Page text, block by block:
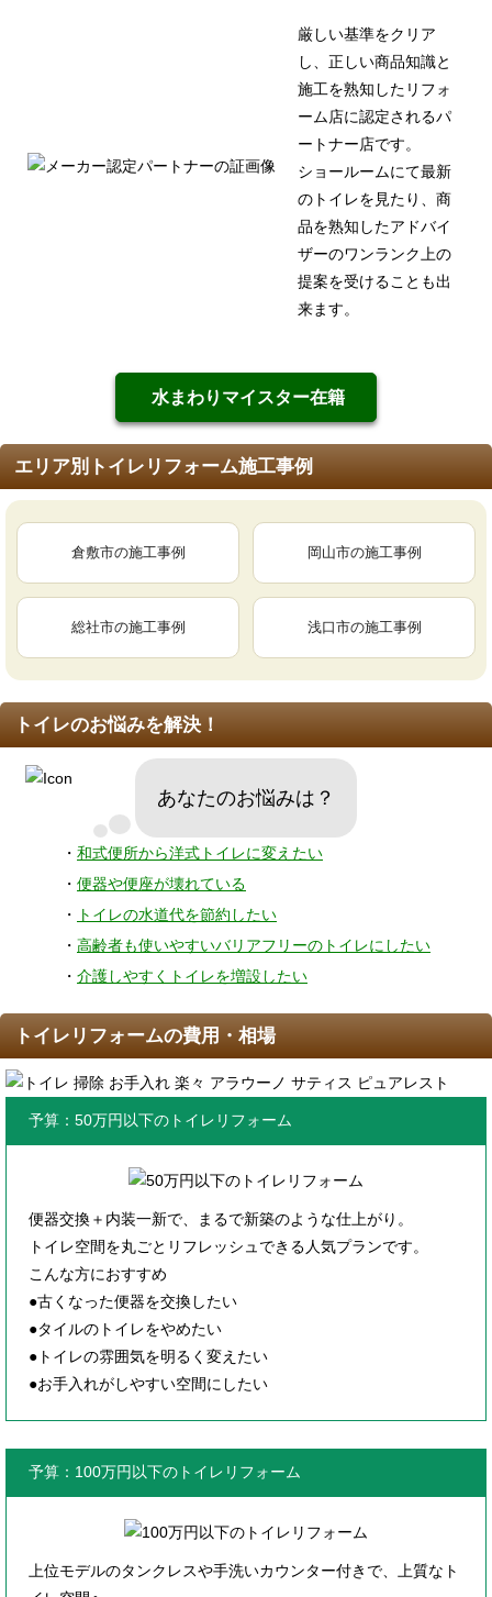
厳しい基準をクリア
し、正しい商品知識と
施工を熟知したリフォ
ーム店に認定されるパ
ートナー店です。
ショールームにて最新
のトイレを見たり、商
品を熟知したアドバイ
ザーのワンランク上の
提案を受けることも出
来ます。
水まわりマイスター在籍
エリア別トイレリフォーム施工事例
倉敷市の施工事例 岡山市の施工事例
総社市の施工事例 浅口市の施工事例
トイレのお悩みを解決！
あなたのお悩みは？
・ 和式便所から洋式トイレに変えたい
・ 便器や便座が壊れている
・
トイレの水道代を節約したい
・ 高齢者も使いやすいバリアフリーのトイレにしたい
・ 介護しやすくトイレを増設したい
トイレリフォームの費用・相場
予算：50万円以下のトイレリフォーム
便器交換＋内装一新で、まるで新築のような仕上がり。
トイレ空間を丸ごとリフレッシュできる人気プランです。
こんな方におすすめ
●古くなった便器を交換したい
●タイルのトイレをやめたい
●トイレの雰囲気を明るく変えたい
●お手入れがしやすい空間にしたい
予算：100万円以下のトイレリフォーム
上位モデルのタンクレスや手洗いカウンター付きで、上質なト